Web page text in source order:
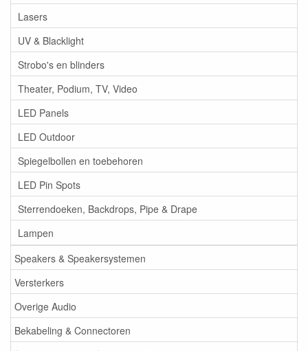
Lasers
UV & Blacklight
Strobo's en blinders
Theater, Podium, TV, Video
LED Panels
LED Outdoor
Spiegelbollen en toebehoren
LED Pin Spots
Sterrendoeken, Backdrops, Pipe & Drape
Lampen
Speakers & Speakersystemen
Versterkers
Overige Audio
Bekabeling & Connectoren